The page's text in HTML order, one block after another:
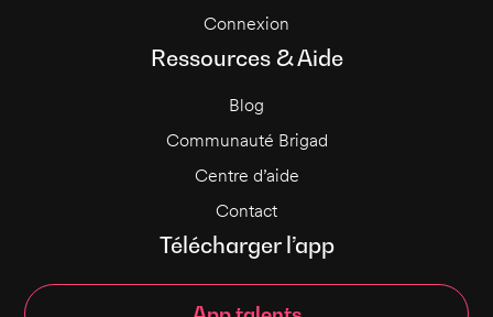
Connexion
Ressources & Aide
Blog
Communauté Brigad
Centre d’aide
Contact
Télécharger l’app